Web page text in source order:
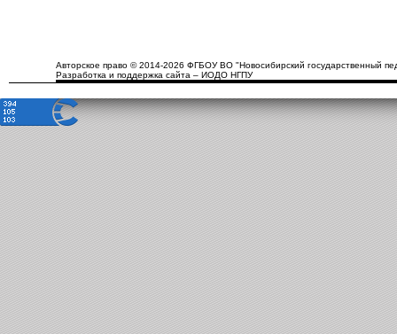
Авторское право © 2014-2026 ФГБОУ ВО "Новосибирский государственный
Разработка и поддержка сайта – ИОДО НГПУ